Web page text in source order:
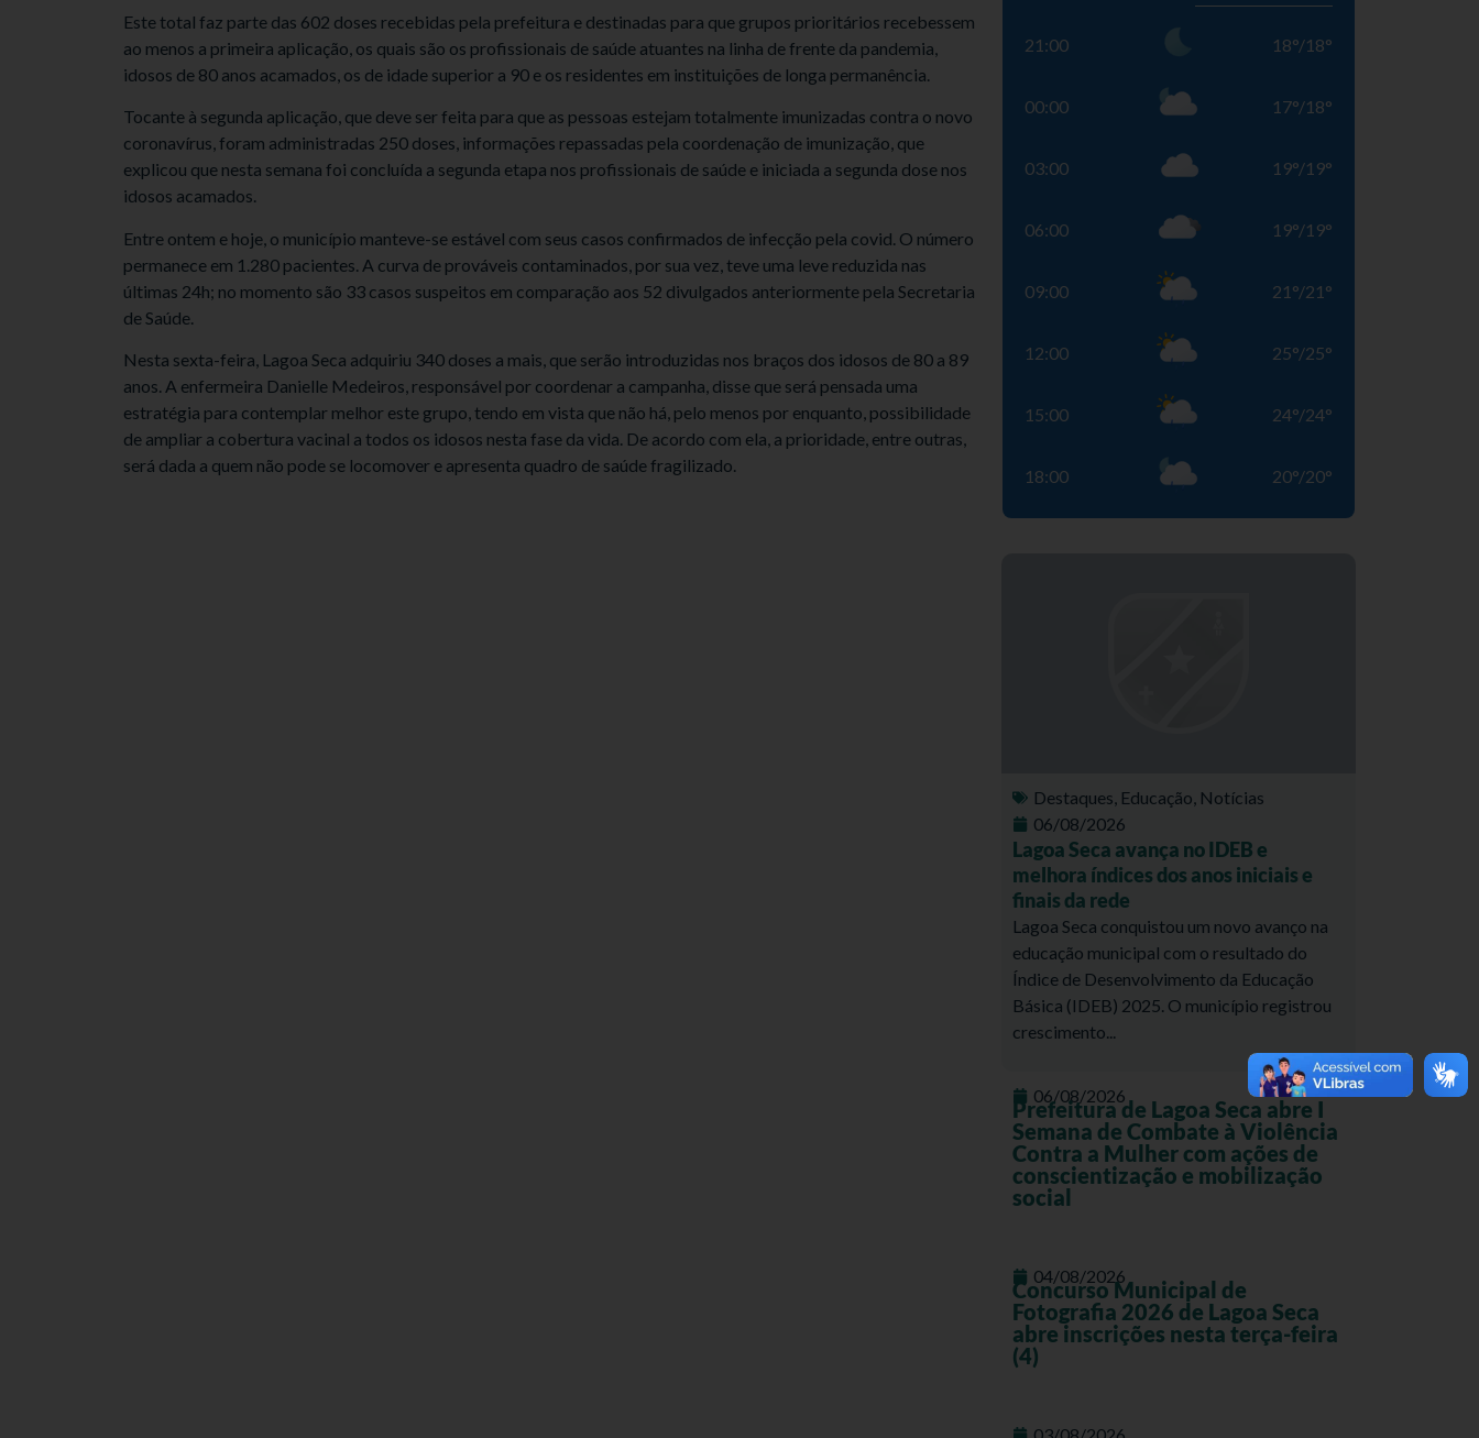
Este total faz parte das 602 doses recebidas pela prefeitura e destinadas para que grupos prioritários recebessem
ao menos a primeira aplicação, os quais são os profissionais de saúde atuantes na linha de frente da pandemia,
idosos de 80 anos acamados, os de idade superior a 90 e os residentes em instituições de longa permanência.
Tocante à segunda aplicação, que deve ser feita para que as pessoas estejam totalmente imunizadas contra o novo
coronavírus, foram administradas 250 doses, informações repassadas pela coordenação de imunização, que
explicou que nesta semana foi concluída a segunda etapa nos profissionais de saúde e iniciada a segunda dose nos
idosos acamados.
Entre ontem e hoje, o município manteve-se estável com seus casos confirmados de infecção pela covid. O número
permanece em 1.280 pacientes. A curva de prováveis contaminados, por sua vez, teve uma leve reduzida nas
últimas 24h; no momento são 33 casos suspeitos em comparação aos 52 divulgados anteriormente pela Secretaria
de Saúde.
Nesta sexta-feira, Lagoa Seca adquiriu 340 doses a mais, que serão introduzidas nos braços dos idosos de 80 a 89
anos. A enfermeira Danielle Medeiros, responsável por coordenar a campanha, disse que será pensada uma
estratégia para contemplar melhor este grupo, tendo em vista que não há, pelo menos por enquanto, possibilidade
de ampliar a cobertura vacinal a todos os idosos nesta fase da vida. De acordo com ela, a prioridade, entre outras,
será dada a quem não pode se locomover e apresenta quadro de saúde fragilizado.
21:00 18°/18°
00:00 17°/18°
03:00 19°/19°
06:00 19°/19°
09:00 21 °/21 °
12:00 25°/25°
15:00 24°/24°
18:00 20°/20°
Destaques, Educação, Notícias
06/08/2026
Lagoa Seca avança no IDEB e
melhora índices dos anos iniciais e
finais da rede
Lagoa Seca conquistou um novo avanço na
educação municipal com o resultado do
Índice de Desenvolvimento da Educação
Básica (IDEB) 2025. O município registrou
crescimento...
06/08/2026
Prefeitura de Lagoa Seca abre I
Semana de Combate à Violência
Contra a Mulher com ações de
conscientização e mobilização
social
04/08/2026
Concurso Municipal de
Fotografia 2026 de Lagoa Seca
abre inscrições nesta terça-feira
(4)